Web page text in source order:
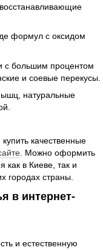
формул с оксидом
с большим процентом
и соевые перекусы.
натуральные
качественные
. Можно оформить
как в Киеве, так и
городах страны.
в интернет-
и естественную